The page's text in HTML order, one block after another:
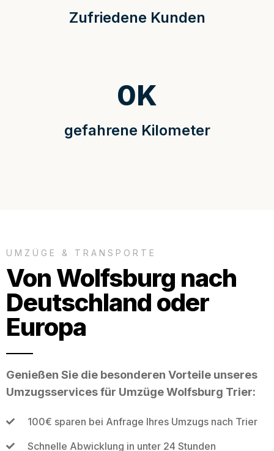
Zufriedene Kunden
gefahrene Kilometer
0K
UMZÜGE & TRANSPORTE
Von Wolfsburg nach
Deutschland oder
Europa
Genießen Sie die besonderen Vorteile unseres
Umzugsservices für Umzüge Wolfsburg Trier:
100€ sparen bei Anfrage Ihres Umzugs nach Trier
Schnelle Abwicklung in unter 24 Stunden